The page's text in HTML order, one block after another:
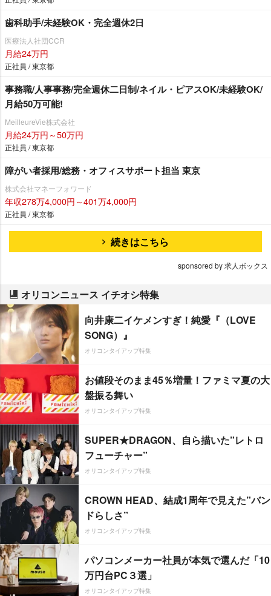
歯科助手/未経験OK・完全週休2日
医療法人社団CCR
月給24万円
正社員 / 東京都
事務職/人事事務/完全週休二日制/ネイル・ピアスOK/未経験OK/
月給50万可能!
MeilleureVie株式会社
月給24万円～50万円
正社員 / 東京都
障がい者採用/総務・オフィスサポート担当 東京
株式会社マネーフォワード
年収278万4,000円～401万4,000円
正社員 / 東京都
続きはこちら
sponsored by 求人ボックス
オリコンニュース イチオシ特集
向井康二イケメンすぎ！純愛『（LOVE
SONG）』
オリコンタイアップ特集
お値段そのまま45％増量！ファミマ夏の大
盤振る舞い
オリコンタイアップ特集
SUPER★DRAGON、自ら描いた”レトロ
フューチャー”
オリコンタイアップ特集
CROWN HEAD、結成1周年で見えた”バン
ドらしさ”
オリコンタイアップ特集
パソコンメーカー社員が本気で選んだ「10
万円台PC３選」
オリコンタイアップ特集